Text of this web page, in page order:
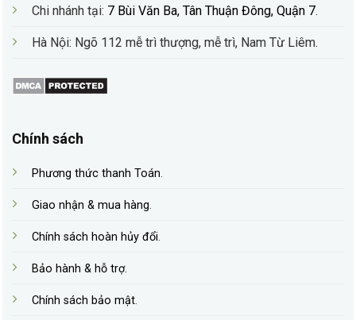
Chi nhánh tại: 7 Bùi Văn Ba, Tân Thuận Đông, Quận 7.
Hà Nội: Ngõ 112 mễ trì thượng, mễ trì, Nam Từ Liêm.
Chính sách
Phương thức thanh Toán.
Giao nhận & mua hàng.
Chính sách hoàn hủy đổi.
Bảo hành & hỗ trợ.
Chính sách bảo mật.